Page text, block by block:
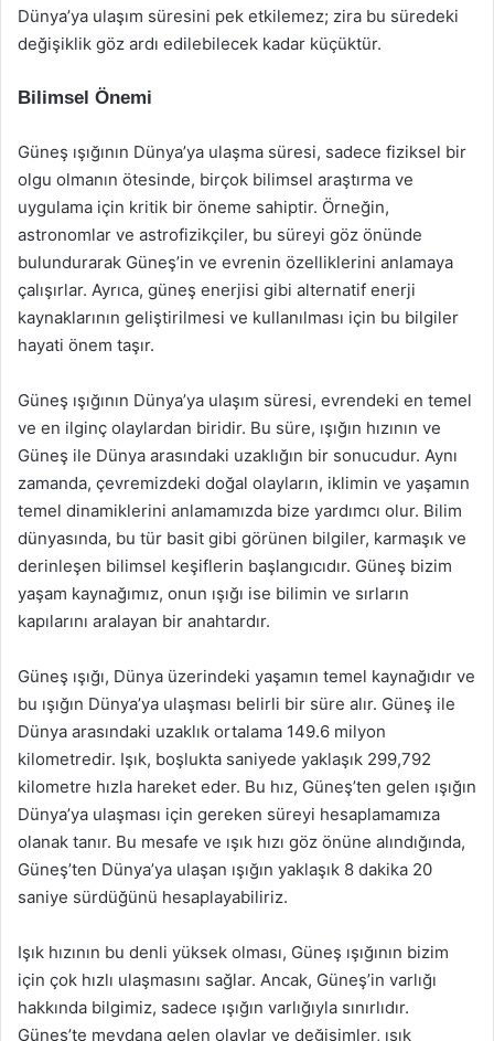
Dünya’ya ulaşım süresini pek etkilemez; zira bu süredeki
değişiklik göz ardı edilebilecek kadar küçüktür.
Bilimsel Önemi
Güneş ışığının Dünya’ya ulaşma süresi, sadece fiziksel bir
olgu olmanın ötesinde, birçok bilimsel araştırma ve
uygulama için kritik bir öneme sahiptir. Örneğin,
astronomlar ve astrofizikçiler, bu süreyi göz önünde
bulundurarak Güneş’in ve evrenin özelliklerini anlamaya
çalışırlar. Ayrıca, güneş enerjisi gibi alternatif enerji
kaynaklarının geliştirilmesi ve kullanılması için bu bilgiler
hayati önem taşır.
Güneş ışığının Dünya’ya ulaşım süresi, evrendeki en temel
ve en ilginç olaylardan biridir. Bu süre, ışığın hızının ve
Güneş ile Dünya arasındaki uzaklığın bir sonucudur. Aynı
zamanda, çevremizdeki doğal olayların, iklimin ve yaşamın
temel dinamiklerini anlamamızda bize yardımcı olur. Bilim
dünyasında, bu tür basit gibi görünen bilgiler, karmaşık ve
derinleşen bilimsel keşiflerin başlangıcıdır. Güneş bizim
yaşam kaynağımız, onun ışığı ise bilimin ve sırların
kapılarını aralayan bir anahtardır.
Güneş ışığı, Dünya üzerindeki yaşamın temel kaynağıdır ve
bu ışığın Dünya’ya ulaşması belirli bir süre alır. Güneş ile
Dünya arasındaki uzaklık ortalama 149.6 milyon
kilometredir. Işık, boşlukta saniyede yaklaşık 299,792
kilometre hızla hareket eder. Bu hız, Güneş’ten gelen ışığın
Dünya’ya ulaşması için gereken süreyi hesaplamamıza
olanak tanır. Bu mesafe ve ışık hızı göz önüne alındığında,
Güneş’ten Dünya’ya ulaşan ışığın yaklaşık 8 dakika 20
saniye sürdüğünü hesaplayabiliriz.
Işık hızının bu denli yüksek olması, Güneş ışığının bizim
için çok hızlı ulaşmasını sağlar. Ancak, Güneş’in varlığı
hakkında bilgimiz, sadece ışığın varlığıyla sınırlıdır.
Güneş’te meydana gelen olaylar ve değişimler, ışık